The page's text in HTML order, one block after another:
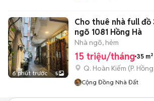
6 phút trước 5
Cho thuê nhà full đồ
ngõ 1081 Hồng Hà
Nhà ngõ, hẻm
15 triệu/tháng 35 m²
Q. Hoàn Kiếm (P.
Cộng Đồng Nhà Đất